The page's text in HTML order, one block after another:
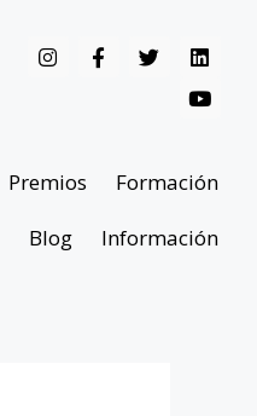
Premios
Formación
Blog Información